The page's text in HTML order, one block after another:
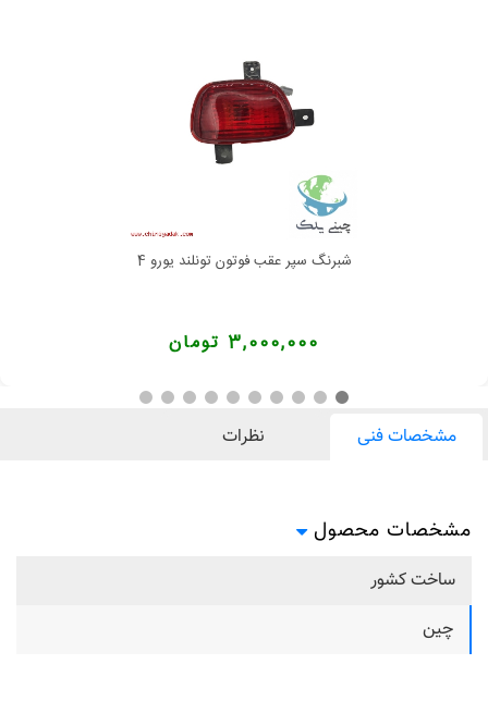
شبرنگ سپر عقب فوتون تونلند یورو 4
3,000,000 تومان
مشخصات فنی نظرات
مشخصات محصول
ساخت کشور
چین